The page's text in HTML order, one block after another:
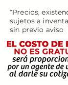
*Precios,
sujetos a
sin previo aviso